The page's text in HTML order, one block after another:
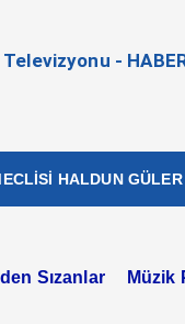
-
GÜLER
Sızanlar Müzik